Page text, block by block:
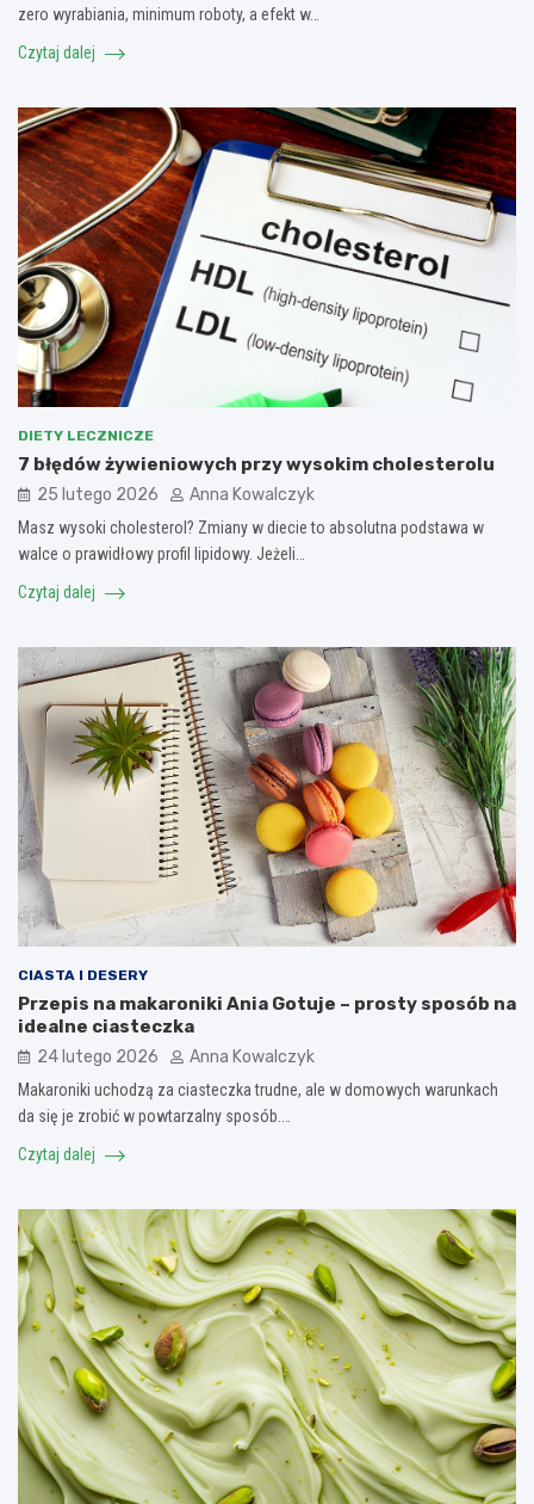
zero wyrabiania, minimum roboty, a efekt w…
Czytaj dalej
DIETY LECZNICZE
7 błędów żywieniowych przy wysokim cholesterolu
25 lutego 2026 Anna Kowalczyk
Masz wysoki cholesterol? Zmiany w diecie to absolutna podstawa w
walce o prawidłowy profil lipidowy. Jeżeli…
Czytaj dalej
CIASTA I DESERY
Przepis na makaroniki Ania Gotuje – prosty sposób na
idealne ciasteczka
24 lutego 2026 Anna Kowalczyk
Makaroniki uchodzą za ciasteczka trudne, ale w domowych warunkach
da się je zrobić w powtarzalny sposób.…
Czytaj dalej